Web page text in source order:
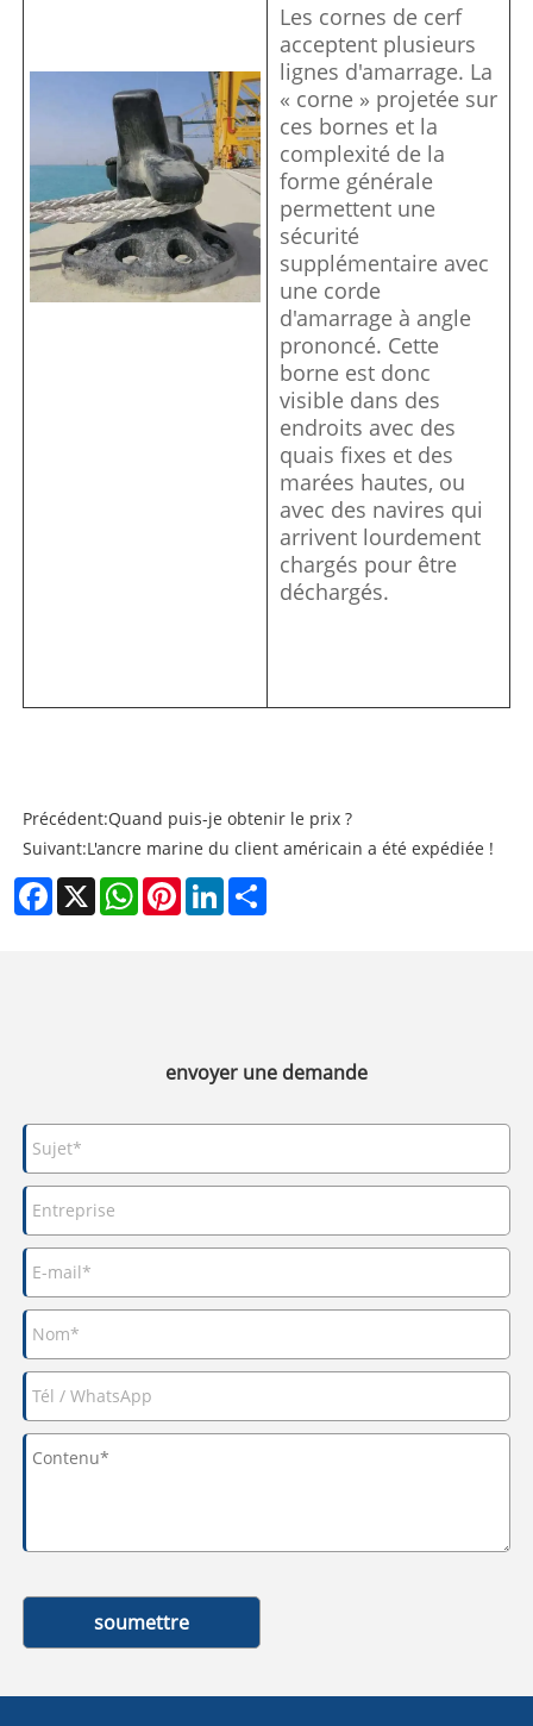
Les cornes de cerf
acceptent plusieurs
lignes d'amarrage. La
« corne » projetée sur
ces bornes et la
complexité de la
forme générale
permettent une
sécurité
supplémentaire avec
une corde
d'amarrage à angle
prononcé. Cette
borne est donc
visible dans des
endroits avec des
quais fixes et des
marées hautes, ou
avec des navires qui
arrivent lourdement
chargés pour être
déchargés.
Précédent:Quand puis-je obtenir le prix ?
Suivant:L'ancre marine du client américain a été expédiée !
Facebook
X WhatsAppPinterestLinkedIn
envoyer une demande
soumettre